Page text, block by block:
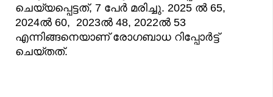
ചെയ്യപ്പെട്ടത്, 7 പേര്‍ മരിച്ചു. 2025 ല്‍ 65,
2024ല്‍ 60, 2023ല്‍ 48, 2022ല്‍ 53
എന്നിങ്ങനെയാണ് രോഗബാധ റിപ്പോര്‍ട്ട്‌
ചെയ്തത്.